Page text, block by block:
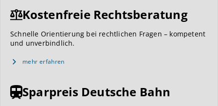
Kostenfreie Rechtsberatung
Schnelle Orientierung bei rechtlichen Fragen – kompetent
und unverbindlich.
mehr erfahren
Sparpreis Deutsche Bahn